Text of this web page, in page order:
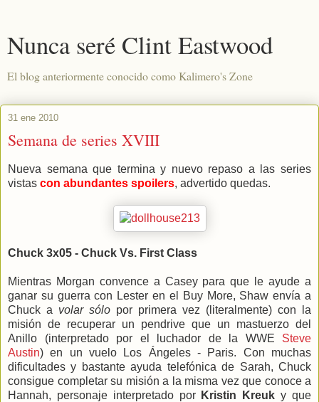
Nunca seré Clint Eastwood
El blog anteriormente conocido como Kalimero's Zone
31 ene 2010
Semana de series XVIII
Nueva semana que termina y nuevo repaso a las series
vistas con abundantes spoilers, advertido quedas.
Chuck 3x05 - Chuck Vs. First Class
Mientras Morgan convence a Casey para que le ayude a
ganar su guerra con Lester en el Buy More, Shaw envía a
Chuck a volar sólo por primera vez (literalmente) con la
misión de recuperar un pendrive que un mastuerzo del
Anillo (interpretado por el luchador de la WWE Steve
Austin) en un vuelo Los Ángeles - Paris. Con muchas
dificultades y bastante ayuda telefónica de Sarah, Chuck
consigue completar su misión a la misma vez que conoce a
Hannah, personaje interpretado por Kristin Kreuk y que